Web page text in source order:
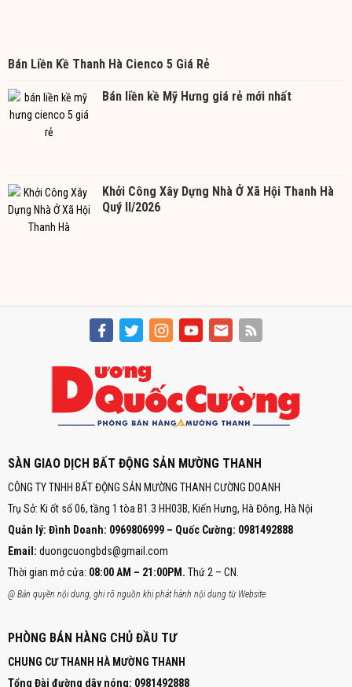
Bán Liền Kề Thanh Hà Cienco 5 Giá Rẻ
Bán liền kề Mỹ Hưng giá rẻ mới nhất
Khởi Công Xây Dựng Nhà Ở Xã Hội Thanh Hà
Quý II/2026
SÀN GIAO DỊCH BẤT ĐỘNG SẢN MƯỜNG THANH
CÔNG TY TNHH BẤT ĐỘNG SẢN MƯỜNG THANH CƯỜNG DOANH
Trụ Sở: Ki ốt số 06, tầng 1 tòa B1.3 HH03B, Kiến Hưng, Hà Đông, Hà Nội
Quản lý: Đình Doanh: 0969806999 – Quốc Cường: 0981492888
Email: duongcuongbds@gmail.com
Thời gian mở cửa: 08:00 AM – 21:00PM. Thứ 2 – CN.
@ Bản quyền nội dung, ghi rõ nguồn khi phát hành nội dung từ Website.
PHÒNG BÁN HÀNG CHỦ ĐẦU TƯ
CHUNG CƯ THANH HÀ MƯỜNG THANH
Tổng Đài đường dây nóng: 0981492888